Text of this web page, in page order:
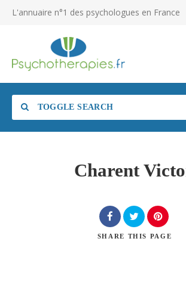
L'annuaire n°1 des psychologues en France
TOGGLE SEARCH
Charent
SHARE THIS PAGE